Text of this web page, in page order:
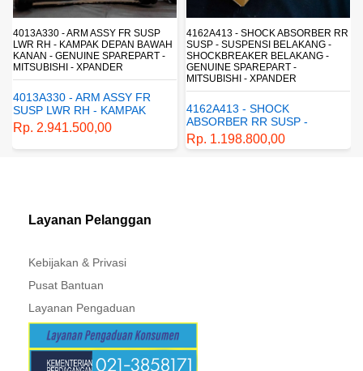
4013A330 - ARM ASSY FR SUSP
LWR RH - KAMPAK DEPAN BAWAH
KANAN - GENUINE SPAREPART -
MITSUBISHI - XPANDER
4013A330 - ARM ASSY FR
SUSP LWR RH - KAMPAK
DEPAN BAWAH KANAN -
GENUINE SPAREPART -
MITSUBISHI - XPANDER
Rp. 2.941.500,00
4162A413 - SHOCK ABSORBER RR
SUSP - SUSPENSI BELAKANG -
SHOCKBREAKER BELAKANG -
GENUINE SPAREPART -
MITSUBISHI - XPANDER
4162A413 - SHOCK
ABSORBER RR SUSP -
SUSPENSI BELAKANG -
SHOCKBREAKER BELAKANG
Rp. 1.198.800,00
Layanan Pelanggan
Kebijakan & Privasi
Pusat Bantuan
Layanan Pengaduan